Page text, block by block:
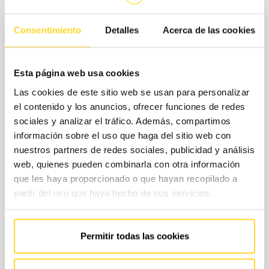
Consentimiento Detalles Acerca de las cookies
Esta página web usa cookies
Las cookies de este sitio web se usan para personalizar
el contenido y los anuncios, ofrecer funciones de redes
sociales y analizar el tráfico. Además, compartimos
información sobre el uso que haga del sitio web con
nuestros partners de redes sociales, publicidad y análisis
web, quienes pueden combinarla con otra información
que les haya proporcionado o que hayan recopilado a
partir del uso que haya hecho de sus servicios.
Permitir todas las cookies
El teu ascensor no deixa de donar
problemes?
Si el teu ascensor passa més temps aturat que funcionant